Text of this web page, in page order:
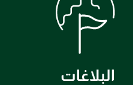
البلاغات